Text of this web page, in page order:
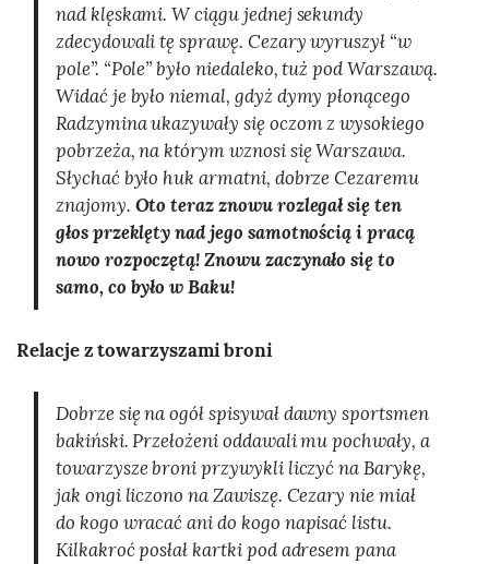
nad klęskami. W ciągu jednej sekundy
zdecydowali tę sprawę. Cezary wyruszył “w
pole”. “Pole” było niedaleko, tuż pod Warszawą.
Widać je było niemal, gdyż dymy płonącego
Radzymina ukazywały się oczom z wysokiego
pobrzeża, na którym wznosi się Warszawa.
Słychać było huk armatni, dobrze Cezaremu
znajomy. Oto teraz znowu rozlegał się ten
głos przeklęty nad jego samotnością i pracą
nowo rozpoczętą! Znowu zaczynało się to
samo, co było w Baku!
Relacje z towarzyszami broni
Dobrze się na ogół spisywał dawny sportsmen
bakiński. Przełożeni oddawali mu pochwały, a
towarzysze broni przywykli liczyć na Barykę,
jak ongi liczono na Zawiszę. Cezary nie miał
do kogo wracać ani do kogo napisać listu.
Kilkakroć posłał kartki pod adresem pana